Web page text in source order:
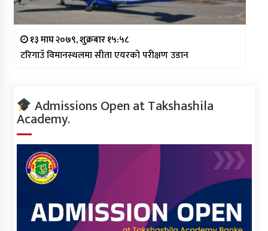
१३ माघ २०७९, शुक्रबार १५:५८
टरिगाउँ विमानस्थलमा सीता एयरको परीक्षण उडान
Admissions Open at Takshashila
Academy.